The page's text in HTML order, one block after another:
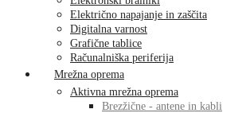
Električno napajanje in zaščita
Digitalna varnost
Grafične tablice
Računalniška periferija
Mrežna oprema
Aktivna mrežna oprema
Brezžične - antene in kabli